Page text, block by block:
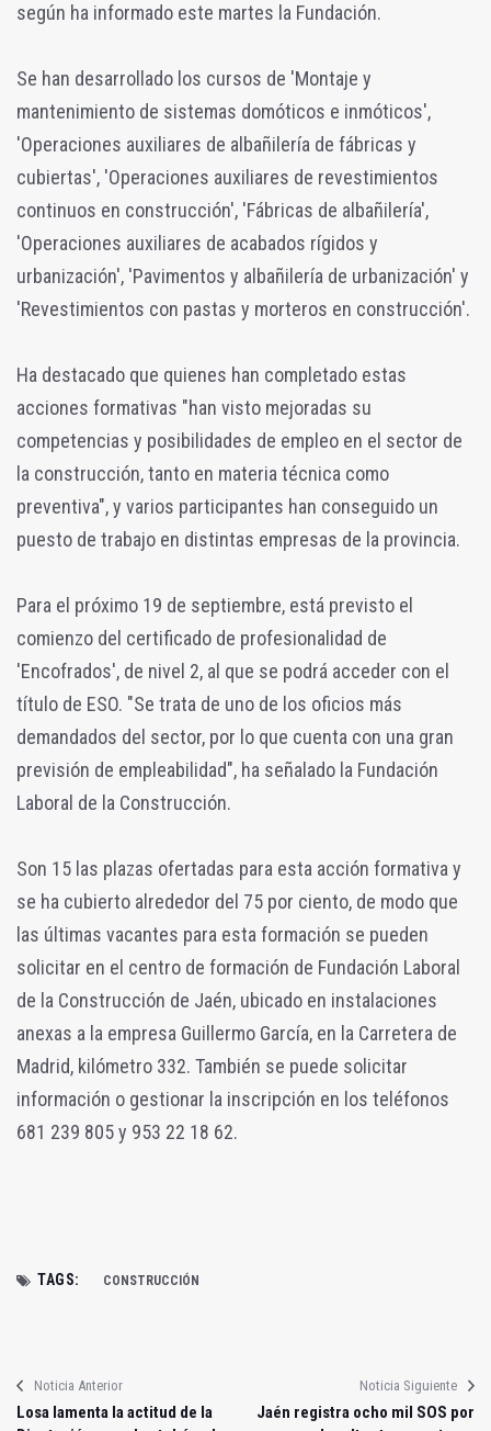
según ha informado este martes la Fundación.
Se han desarrollado los cursos de 'Montaje y
mantenimiento de sistemas domóticos e inmóticos',
'Operaciones auxiliares de albañilería de fábricas y
cubiertas', 'Operaciones auxiliares de revestimientos
continuos en construcción', 'Fábricas de albañilería',
'Operaciones auxiliares de acabados rígidos y
urbanización', 'Pavimentos y albañilería de urbanización' y
'Revestimientos con pastas y morteros en construcción'.
Ha destacado que quienes han completado estas
acciones formativas "han visto mejoradas su
competencias y posibilidades de empleo en el sector de
la construcción, tanto en materia técnica como
preventiva", y varios participantes han conseguido un
puesto de trabajo en distintas empresas de la provincia.
Para el próximo 19 de septiembre, está previsto el
comienzo del certificado de profesionalidad de
'Encofrados', de nivel 2, al que se podrá acceder con el
título de ESO. "Se trata de uno de los oficios más
demandados del sector, por lo que cuenta con una gran
previsión de empleabilidad", ha señalado la Fundación
Laboral de la Construcción.
Son 15 las plazas ofertadas para esta acción formativa y
se ha cubierto alrededor del 75 por ciento, de modo que
las últimas vacantes para esta formación se pueden
solicitar en el centro de formación de Fundación Laboral
de la Construcción de Jaén, ubicado en instalaciones
anexas a la empresa Guillermo García, en la Carretera de
Madrid, kilómetro 332. También se puede solicitar
información o gestionar la inscripción en los teléfonos
681 239 805 y 953 22 18 62.
TAGS: CONSTRUCCIÓN
Noticia Anterior
Losa lamenta la actitud de la
Noticia Siguiente
Jaén registra ocho mil SOS por